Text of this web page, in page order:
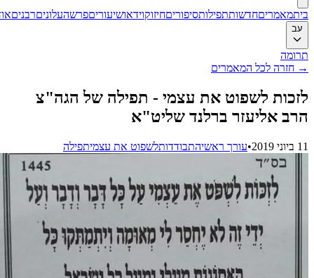
חדשותתפילותסיפוריםחיזוקוידאושיעוריםפרשהעלוניםרבניםאודות
לכל המאמרים
לשפוט את עצמי - תפילה של הגה"צ
אליעזר ברלנד שליט"א
• עורך ראשיהתבודדותלשפוט את עצמיתפילה